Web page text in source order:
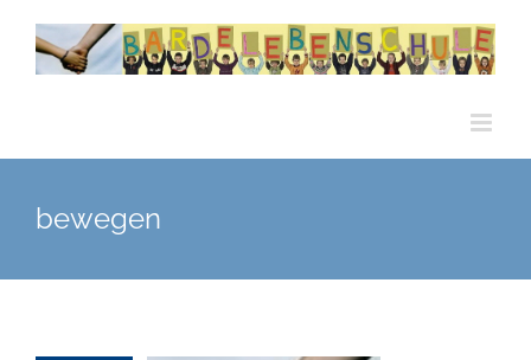
Zum
Inhalt
bewegen